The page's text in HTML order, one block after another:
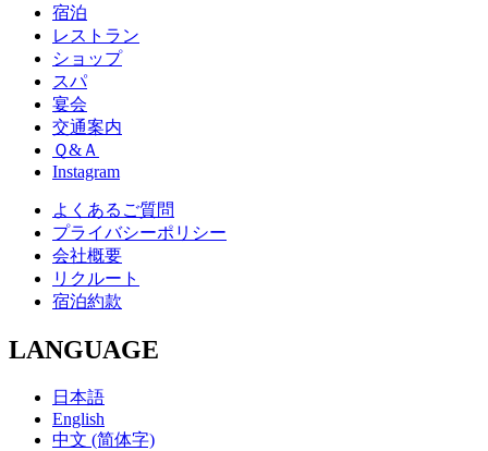
宿泊
レストラン
ショップ
スパ
宴会
交通案内
Ｑ&Ａ
Instagram
よくあるご質問
プライバシーポリシー
会社概要
リクルート
宿泊約款
LANGUAGE
日本語
English
中文 (简体字)